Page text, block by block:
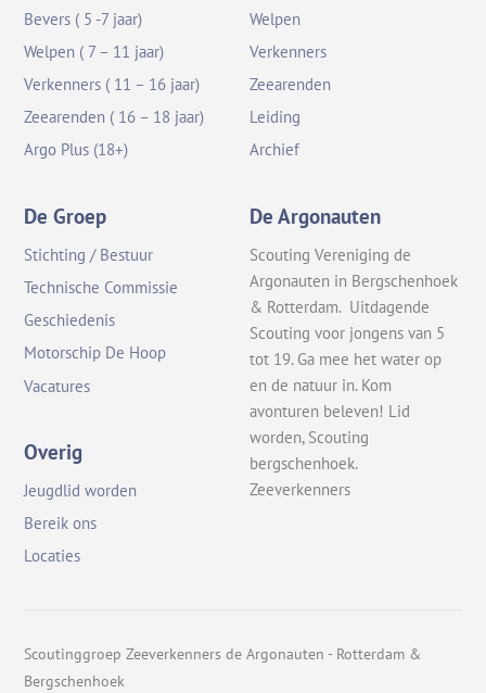
Bevers ( 5 -7 jaar)
Welpen ( 7 – 11 jaar)
Verkenners ( 11 – 16 jaar)
Zeearenden ( 16 – 18 jaar)
Argo Plus (18+)
Welpen
Verkenners
Zeearenden
Leiding
Archief
De Groep
Stichting / Bestuur
Technische Commissie
Geschiedenis
Motorschip De Hoop
Vacatures
Overig
Jeugdlid worden
Bereik ons
Locaties
De Argonauten
Scouting Vereniging de
Argonauten in Bergschenhoek
& Rotterdam. Uitdagende
Scouting voor jongens van 5
tot 19. Ga mee het water op
en de natuur in. Kom
avonturen beleven! Lid
worden, Scouting
bergschenhoek.
Zeeverkenners
Scoutinggroep Zeeverkenners de Argonauten - Rotterdam &
Bergschenhoek